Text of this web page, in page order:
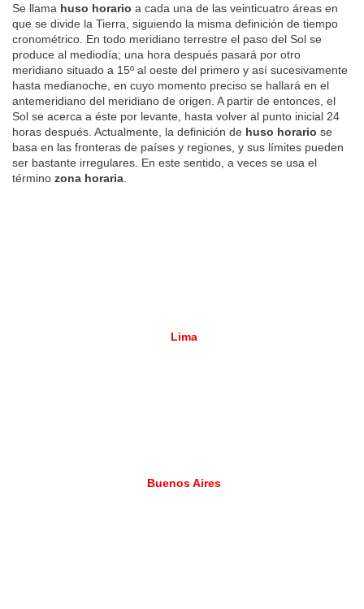
Se llama huso horario a cada una de las veinticuatro áreas en
que se divide la Tierra, siguiendo la misma definición de tiempo
cronométrico. En todo meridiano terrestre el paso del Sol se
produce al mediodía; una hora después pasará por otro
meridiano situado a 15º al oeste del primero y así sucesivamente
hasta medianoche, en cuyo momento preciso se hallará en el
antemeridiano del meridiano de origen. A partir de entonces, el
Sol se acerca a éste por levante, hasta volver al punto inicial 24
horas después. Actualmente, la definición de huso horario se
basa en las fronteras de países y regiones, y sus límites pueden
ser bastante irregulares. En este sentido, a veces se usa el
término zona horaria
Lima
Buenos Aires